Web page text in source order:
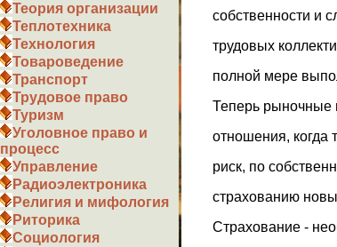
Теория организации
Теплотехника
Технология
Товароведение
Транспорт
Трудовое право
Туризм
Уголовное право и
процесс
Управление
Радиоэлектроника
Религия и мифология
Риторика
Социология
собственности и
трудовых
полной мере
Теперь рыночные
отношения, когда
риск, по
страхованию
Страхование -